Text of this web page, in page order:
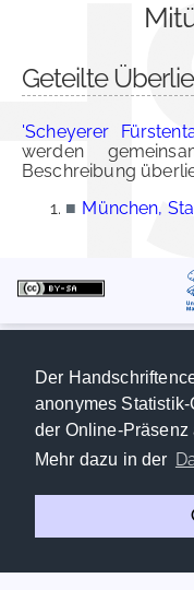
Der
anonymes
der Online-Präsenz
Mehr dazu in der
Geteilte
'Scheyerer
werden
Beschreibung
■ München,